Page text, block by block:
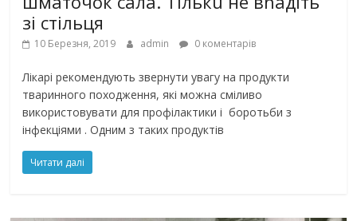
зі cтільця
10 Березня, 2019 admin 0 коментарів
Лікарі рекомендують звернути увагу на продукти
тваринного походження, які можна сміливо
використовувати для профілактики і боротьби з
інфекціями . Одним з таких продуктів
Читати далі